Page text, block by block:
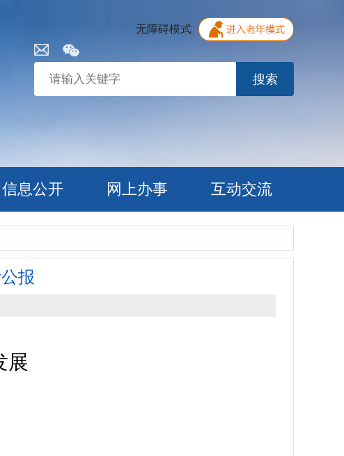
无障碍模式
搜索
信息公开 网上办事 互动交流
报
展